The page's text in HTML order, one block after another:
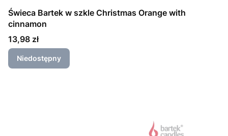
Świeca Bartek w szkle Christmas Orange with
cinnamon
Cena
13,98 zł
Niedostępny